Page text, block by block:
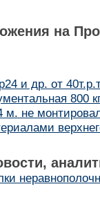
на
и др. от
800
м. не